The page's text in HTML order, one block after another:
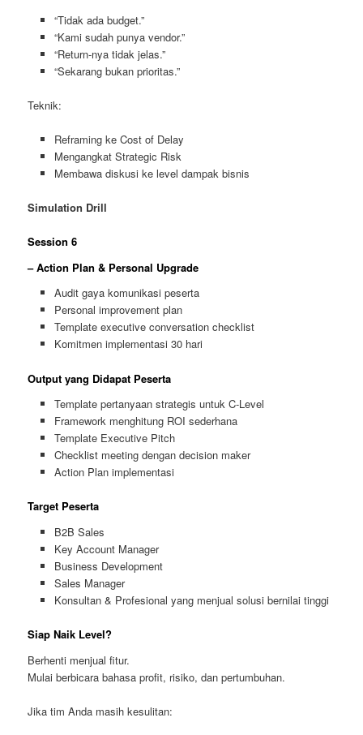
“Tidak ada budget.”
“Kami sudah punya vendor.”
“Return-nya tidak jelas.”
“Sekarang bukan prioritas.”
Teknik:
Reframing ke Cost of Delay
Mengangkat Strategic Risk
Membawa diskusi ke level dampak bisnis
Simulation Drill
Session 6
– Action Plan & Personal Upgrade
Audit gaya komunikasi peserta
Personal improvement plan
Template executive conversation checklist
Komitmen implementasi 30 hari
Output yang Didapat Peserta
Template pertanyaan strategis untuk C-Level
Framework menghitung ROI sederhana
Template Executive Pitch
Checklist meeting dengan decision maker
Action Plan implementasi
Target Peserta
B2B Sales
Key Account Manager
Business Development
Sales Manager
Konsultan & Profesional yang menjual solusi bernilai tinggi
Siap Naik Level?
Berhenti menjual fitur.
Mulai berbicara bahasa profit, risiko, dan pertumbuhan.
Jika tim Anda masih kesulitan: